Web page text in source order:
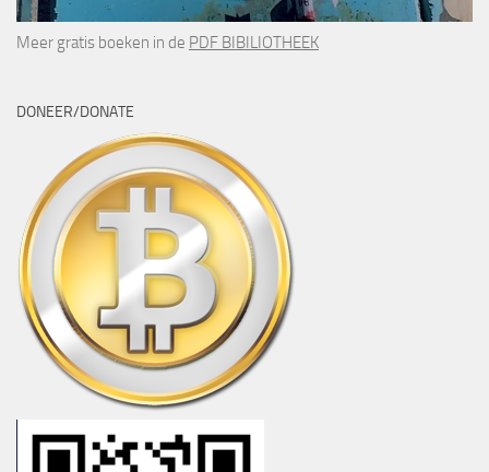
Meer gratis boeken in de PDF BIBILIOTHEEK
DONEER/DONATE